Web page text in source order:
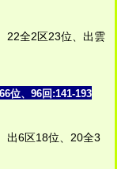
22全2区23位、出雲
位、96回:141-193
出6区18位、20全3